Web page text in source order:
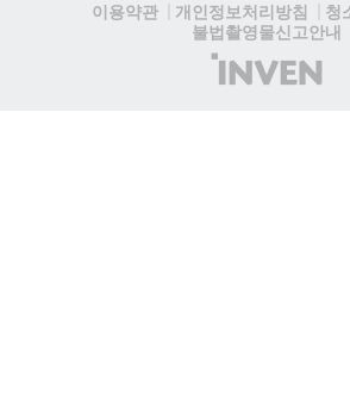
이용약관
개인정보처리방침
청
불법촬영물신고안내
(주)
인